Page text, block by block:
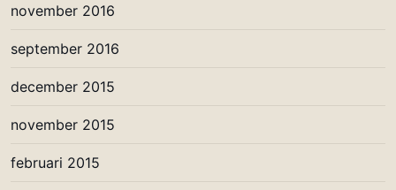
november 2016
september 2016
december 2015
november 2015
februari 2015